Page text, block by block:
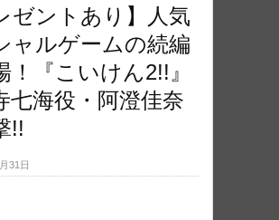
ゼントあり】人気
ャルゲームの続編
！『こいけん2!!』
七海役・阿澄佳奈
!!
31日